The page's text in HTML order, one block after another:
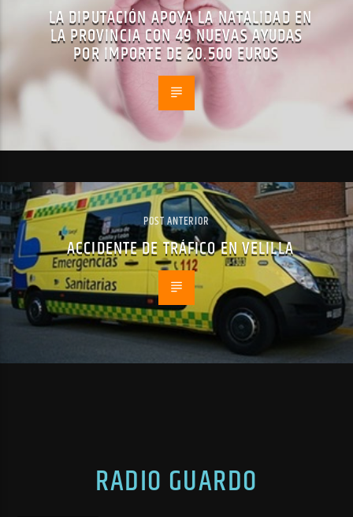
LA DIPUTACIÓN APOYA LA NATALIDAD EN
LA PROVINCIA CON 49 NUEVAS AYUDAS
POR IMPORTE DE 20.500 EUROS
POST ANTERIOR
ACCIDENTE DE TRÁFICO EN VELILLA
RADIO GUARDO